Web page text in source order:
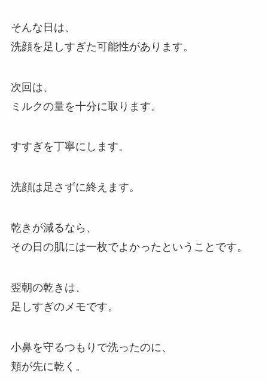
そんな日は、
洗顔を足しすぎた可能性があります。
次回は、
ミルクの量を十分に取ります。
すすぎを丁寧にします。
洗顔は足さずに終えます。
乾きが減るなら、
その日の肌には一枚でよかったということです。
翌朝の乾きは、
足しすぎのメモです。
小鼻を守るつもりで洗ったのに、
頬が先に乾く。